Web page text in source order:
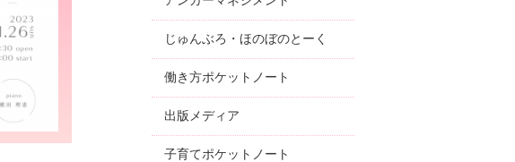
じゅんぶろ・ほのぼのとーく
働き方ポケットノート
出版メディア
子育てポケットノート